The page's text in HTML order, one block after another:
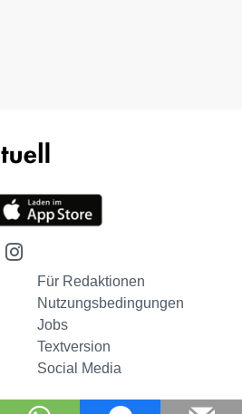
Für Redaktionen
Nutzungsbedingungen
Jobs
Textversion
Social Media